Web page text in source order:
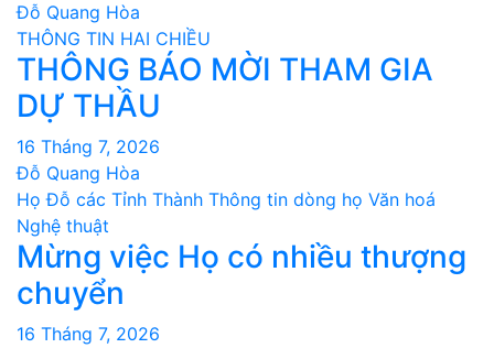
Đỗ Quang Hòa
THÔNG TIN HAI CHIỀU
THÔNG BÁO MỜI THAM GIA
DỰ THẦU
16 Tháng 7, 2026
Đỗ Quang Hòa
Họ Đỗ các Tỉnh Thành Thông tin dòng họ Văn hoá
Nghệ thuật
Mừng việc Họ có nhiều thượng
chuyển
16 Tháng 7, 2026